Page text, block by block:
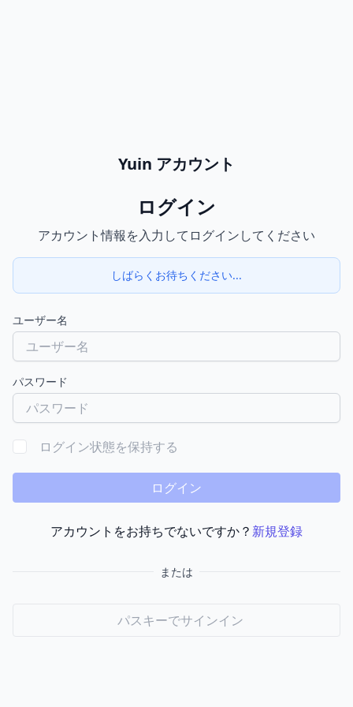
Yuin アカウント
ログイン
アカウント情報を入力してログインしてください
しばらくお待ちください...
ユーザー名
パスワード
ログイン状態を保持する
ログイン
アカウントをお持ちでないですか？ 新規登録
または
パスキーでサインイン